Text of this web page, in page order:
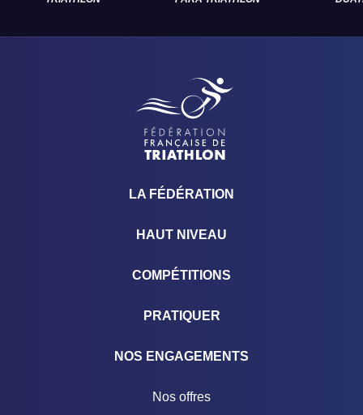
LA FÉDÉRATION
HAUT NIVEAU
COMPÉTITIONS
PRATIQUER
NOS ENGAGEMENTS
Nos offres